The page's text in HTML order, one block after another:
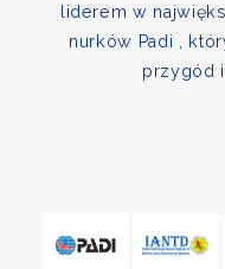
liderem w
nurków Padi ,
przygód